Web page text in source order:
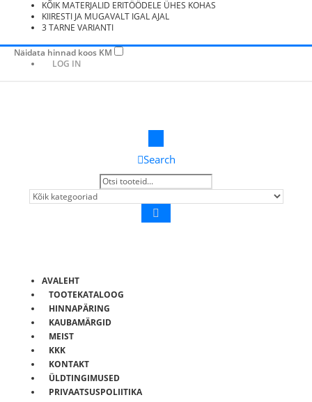
KÕIK MATERJALID ERITÖÖDELE ÜHES KOHAS
KIIRESTI JA MUGAVALT IGAL AJAL
3 TARNE VARIANTI
Näidata hinnad koos KM
LOG IN
Search
AVALEHT
TOOTEKATALOOG
HINNAPÄRING
KAUBAMÄRGID
MEIST
KKK
KONTAKT
ÜLDTINGIMUSED
PRIVAATSUSPOLIITIKA